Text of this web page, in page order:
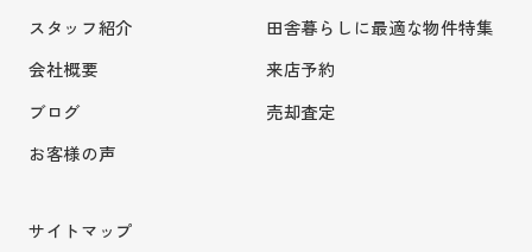
スタッフ紹介
会社概要
ブログ
お客様の声
田舎暮らしに最適な物件特集
来店予約
売却査定
サイトマップ